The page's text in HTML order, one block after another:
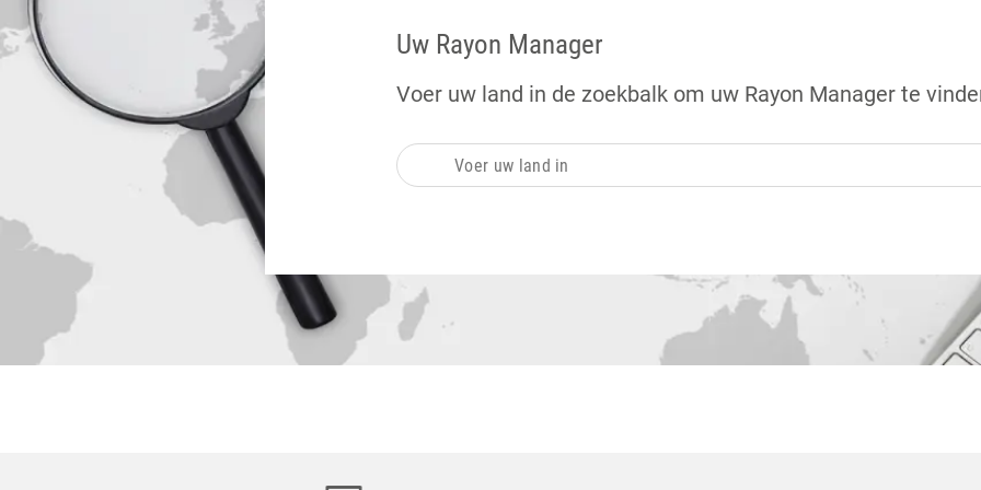
Uw Rayon Manager
Voer uw land in de zoekbalk om uw Rayon Manager te